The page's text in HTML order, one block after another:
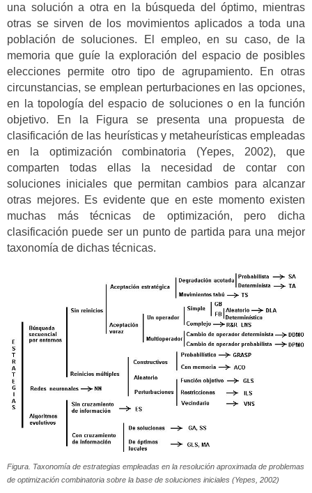
una solución a otra en la búsqueda del óptimo, mientras
otras se sirven de los movimientos aplicados a toda una
población de soluciones. El empleo, en su caso, de la
memoria que guíe la exploración del espacio de posibles
elecciones permite otro tipo de agrupamiento. En otras
circunstancias, se emplean perturbaciones en las opciones,
en la topología del espacio de soluciones o en la función
objetivo. En la Figura se presenta una propuesta de
clasificación de las heurísticas y metaheurísticas empleadas
en la optimización combinatoria (Yepes, 2002), que
comparten todas ellas la necesidad de contar con
soluciones iniciales que permitan cambios para alcanzar
otras mejores. Es evidente que en este momento existen
muchas más técnicas de optimización, pero dicha
clasificación puede ser un punto de partida para una mejor
taxonomía de dichas técnicas.
Figura. Taxonomía de estrategias empleadas en la resolución aproximada de problemas
de optimización combinatoria sobre la base de soluciones iniciales (Yepes, 2002)